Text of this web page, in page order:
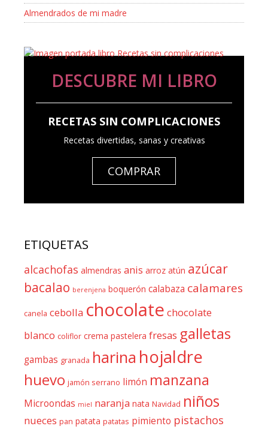
Almendrados de mi madre
DESCUBRE MI LIBRO
RECETAS SIN COMPLICACIONES
Recetas divertidas, sanas y creativas
COMPRAR
ETIQUETAS
alcachofas almendras anis arroz atún azúcar
bacalao berenjena boquerón calabaza calamares
canela cebolla chocolate chocolate
blanco coliflor crema pastelera fresas galletas
gambas granada harina hojaldre
huevo jamón serrano limón manzana
Microondas miel naranja nata Navidad niños
nueces pan patata patatas pimiento pistachos